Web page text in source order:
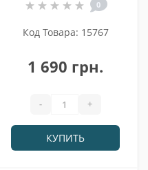
0
Код Товара: 15767
1 690 грн.
- +
КУПИТЬ